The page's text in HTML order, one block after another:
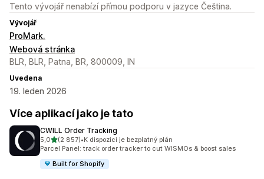
Tento vývojář nenabízí přímou podporu v jazyce Čeština.
Vývojář
ProMark.
Webová stránka
BLR, BLR, Patna, BR, 800009, IN
Uvedena
19. leden 2026
Více aplikací jako je tato
CWILL Order Tracking
5,0z 5 hvězd
(2 857)
Celkový počet recenzí: 2857
•K dispozici je bezplatný plán
Parcel Panel: track order tracker to cut WISMOs & boost sales
Built for Shopify